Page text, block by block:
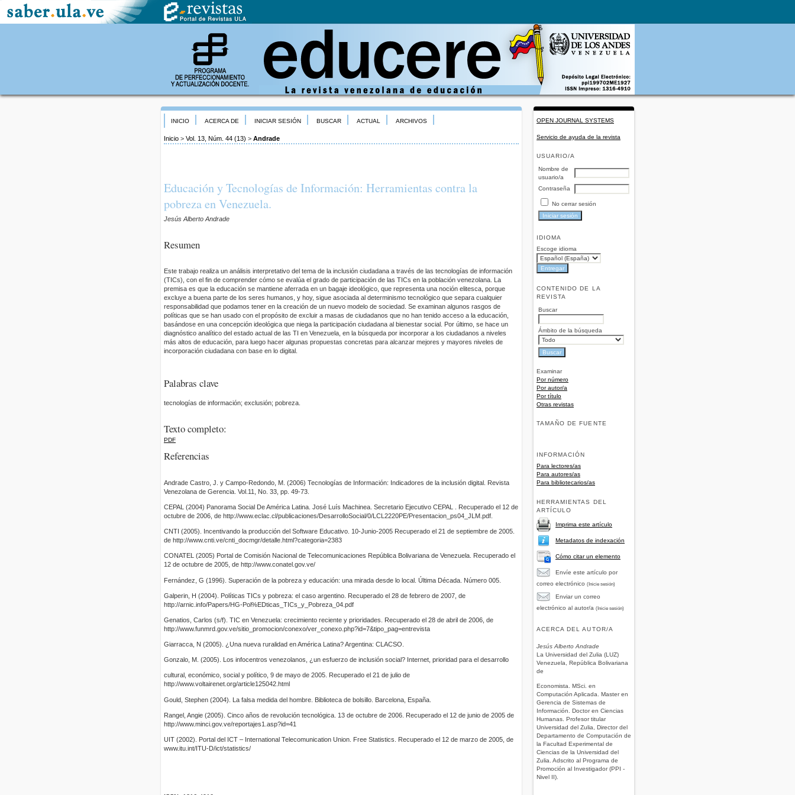
OPEN JOURNAL SYSTEMS
Servicio de ayuda de la revista
USUARIO/A
Nombre de
usuario/a
Contraseña
No cerrar sesión
IDIOMA
Escoge idioma
CONTENIDO DE LA
REVISTA
Buscar
Ámbito de la búsqueda
Examinar
Por número
Por autor/a
Por título
Otras revistas
TAMAÑO DE FUENTE
INFORMACIÓN
Para lectores/as
Para autores/as
Para bibliotecarios/as
HERRAMIENTAS DEL
ARTÍCULO
Imprima este artículo
Metadatos de indexación
Cómo citar un elemento
Envíe este artículo por
correo electrónico (Inicie sesión)
Enviar un correo
electrónico al autor/a (Inicie sesión)
ACERCA DEL AUTOR/A
Jesús Alberto Andrade
La Universidad del Zulia (LUZ)
Venezuela, República Bolivariana
de
Economista. MSci. en
Computación Aplicada. Master en
Gerencia de Sistemas de
Información. Doctor en Ciencias
Humanas. Profesor titular
Universidad del Zulia, Director del
Departamento de Computación de
la Facultad Experimental de
Ciencias de la Universidad del
Zulia. Adscrito al Programa de
Promoción al Investigador (PPI -
Nivel II).
INICIO ACERCA DE INICIAR SESIÓN BUSCAR ACTUAL ARCHIVOS
Inicio > Vol. 13, Núm. 44 (13) > Andrade
Educación y Tecnologías de Información: Herramientas contra la
pobreza en Venezuela.
Jesús Alberto Andrade
Resumen
Este trabajo realiza un análisis interpretativo del tema de la inclusión ciudadana a través de las tecnologías de información
(TICs), con el fin de comprender cómo se evalúa el grado de participación de las TICs en la población venezolana. La
premisa es que la educación se mantiene aferrada en un bagaje ideológico, que representa una noción elitesca, porque
excluye a buena parte de los seres humanos, y hoy, sigue asociada al determinismo tecnológico que separa cualquier
responsabilidad que podamos tener en la creación de un nuevo modelo de sociedad. Se examinan algunos rasgos de
políticas que se han usado con el propósito de excluir a masas de ciudadanos que no han tenido acceso a la educación,
basándose en una concepción ideológica que niega la participación ciudadana al bienestar social. Por último, se hace un
diagnóstico analítico del estado actual de las TI en Venezuela, en la búsqueda por incorporar a los ciudadanos a niveles
más altos de educación, para luego hacer algunas propuestas concretas para alcanzar mejores y mayores niveles de
incorporación ciudadana con base en lo digital.
Palabras clave
tecnologías de información; exclusión; pobreza.
Texto completo:
PDF
Referencias
Andrade Castro, J. y Campo-Redondo, M. (2006) Tecnologías de Información: Indicadores de la inclusión digital. Revista
Venezolana de Gerencia. Vol.11, No. 33, pp. 49-73.
CEPAL (2004) Panorama Social De América Latina. José Luís Machinea. Secretario Ejecutivo CEPAL . Recuperado el 12 de
octubre de 2006, de http://www.eclac.cl/publicaciones/DesarrolloSocial/0/LCL2220PE/Presentacion_ps04_JLM.pdf.
CNTI (2005). Incentivando la producción del Software Educativo. 10-Junio-2005 Recuperado el 21 de septiembre de 2005.
de http://www.cnti.ve/cnti_docmgr/detalle.html?categoria=2383
CONATEL (2005) Portal de Comisión Nacional de Telecomunicaciones República Bolivariana de Venezuela. Recuperado el
12 de octubre de 2005, de http://www.conatel.gov.ve/
Fernández, G (1996). Superación de la pobreza y educación: una mirada desde lo local. Última Década. Número 005.
Galperin, H (2004). Políticas TICs y pobreza: el caso argentino. Recuperado el 28 de febrero de 2007, de
http://arnic.info/Papers/HG-Pol%EDticas_TICs_y_Pobreza_04.pdf
Genatios, Carlos (s/f). TIC en Venezuela: crecimiento reciente y prioridades. Recuperado el 28 de abril de 2006, de
http://www.funmrd.gov.ve/sitio_promocion/conexo/ver_conexo.php?id=7&tipo_pag=entrevista
Giarracca, N (2005). ¿Una nueva ruralidad en América Latina? Argentina: CLACSO.
Gonzalo, M. (2005). Los infocentros venezolanos, ¿un esfuerzo de inclusión social? Internet, prioridad para el desarrollo
cultural, económico, social y político, 9 de mayo de 2005. Recuperado el 21 de julio de
http://www.voltairenet.org/article125042.html
Gould, Stephen (2004). La falsa medida del hombre. Biblioteca de bolsillo. Barcelona, España.
Rangel, Angie (2005). Cinco años de revolución tecnológica. 13 de octubre de 2006. Recuperado el 12 de junio de 2005 de
http://www.minci.gov.ve/reportajes1.asp?id=41
UIT (2002). Portal del ICT – International Telecomunication Union. Free Statistics. Recuperado el 12 de marzo de 2005, de
www.itu.int/ITU-D/ict/statistics/